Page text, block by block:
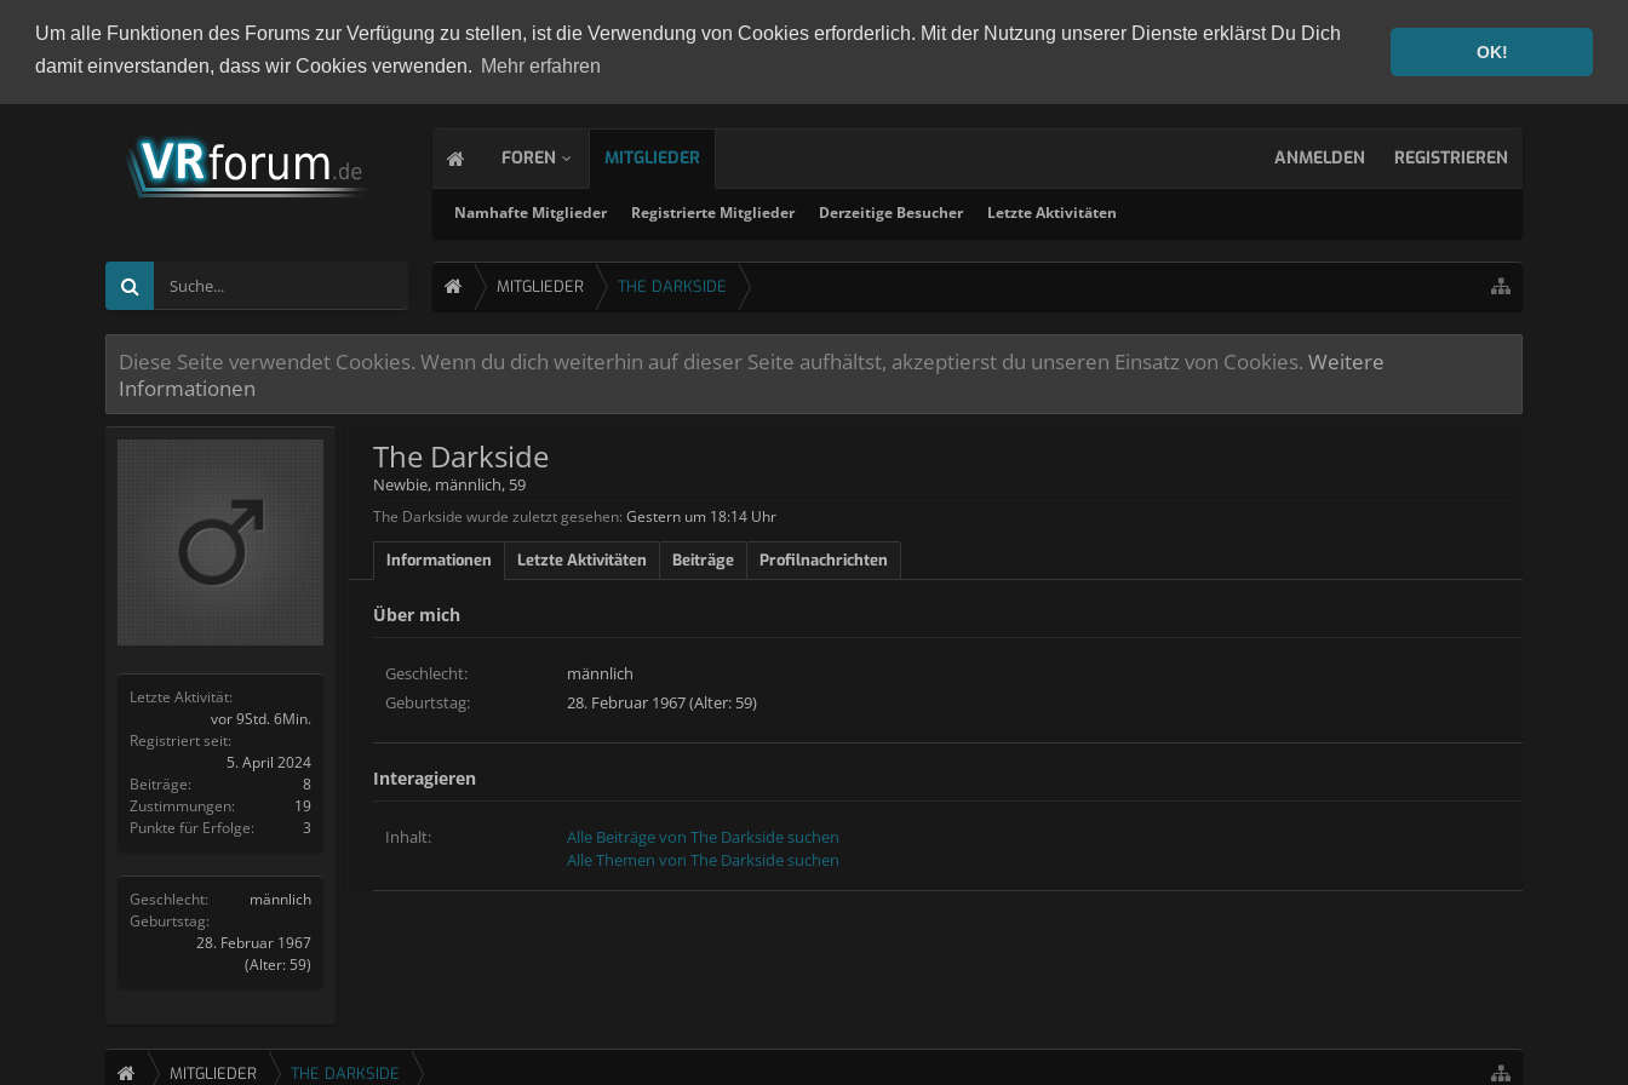
Um alle Funktionen des Forums zur Verfügung zu stellen, ist die Verwendung von Cookies erforderlich. Mit der Nutzung unserer Dienste erklärst Du Dich
damit einverstanden, dass wir Cookies verwenden. Mehr erfahren
OK!
FOREN MITGLIEDER
Namhafte Mitglieder Registrierte Mitglieder Derzeitige Besucher Letzte Aktivitäten
ANMELDEN REGISTRIEREN
MITGLIEDER THE DARKSIDE
Diese Seite verwendet Cookies. Wenn du dich weiterhin auf dieser Seite aufhältst, akzeptierst du unseren Einsatz von Cookies. Weitere
Informationen
Letzte Aktivität:
vor 9Std. 6Min.
Registriert seit:
5. April 2024
Beiträge:
8
Zustimmungen:
19
Punkte für Erfolge:
3
Geschlecht:
männlich
Geburtstag:
28. Februar 1967
(Alter: 59)
The Darkside
Newbie, männlich, 59
The Darkside wurde zuletzt gesehen: Gestern um 18:14 Uhr
Informationen Letzte Aktivitäten Beiträge Profilnachrichten
Über mich
Geschlecht:
männlich
Geburtstag:
28. Februar 1967 (Alter: 59)
Interagieren
Inhalt:
Alle Beiträge von The Darkside suchen
Alle Themen von The Darkside suchen
MITGLIEDER THE DARKSIDE